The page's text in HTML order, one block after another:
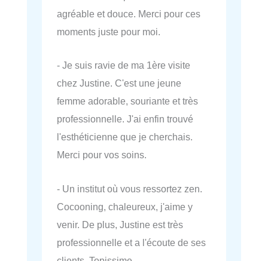
agréable et douce. Merci pour ces
moments juste pour moi.
- Je suis ravie de ma 1ère visite
chez Justine. C'est une jeune
femme adorable, souriante et très
professionnelle. J'ai enfin trouvé
l'esthéticienne que je cherchais.
Merci pour vos soins.
- Un institut où vous ressortez zen.
Cocooning, chaleureux, j'aime y
venir. De plus, Justine est très
professionnelle et a l'écoute de ses